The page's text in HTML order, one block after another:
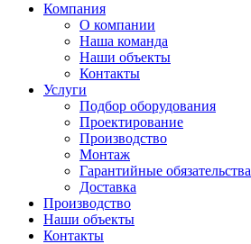
Компания
О компании
Наша команда
Наши объекты
Контакты
Услуги
Подбор оборудования
Проектирование
Производство
Монтаж
Гарантийные обязательства
Доставка
Производство
Наши объекты
Контакты